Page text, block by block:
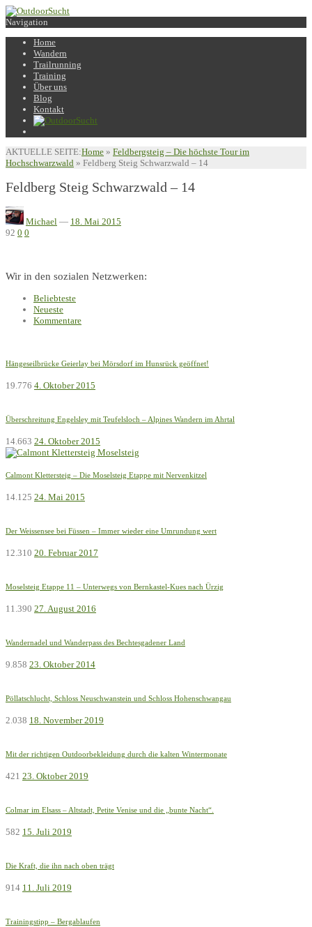
Navigation
Home
Wandern
Trailrunning
Training
Über uns
Blog
Kontakt
AKTUELLE SEITE:Home » Feldbergsteig – Die höchste Tour im
Hochschwarzwald » Feldberg Steig Schwarzwald – 14
Feldberg Steig Schwarzwald – 14
Michael — 18. Mai 2015
92 0 0
Wir in den sozialen Netzwerken:
Beliebteste
Neueste
Kommentare
Hängeseilbrücke Geierlay bei Mörsdorf im Hunsrück geöffnet!
19.776 4. Oktober 2015
Überschreitung Engelsley mit Teufelsloch – Alpines Wandern im Ahrtal
14.663 24. Oktober 2015
Calmont Klettersteig – Die Moselsteig Etappe mit Nervenkitzel
14.125 24. Mai 2015
Der Weissensee bei Füssen – Immer wieder eine Umrundung wert
12.310 20. Februar 2017
Moselsteig Etappe 11 – Unterwegs von Bernkastel-Kues nach Ürzig
11.390 27. August 2016
Wandernadel und Wanderpass des Bechtesgadener Land
9.858 23. Oktober 2014
Pöllatschlucht, Schloss Neuschwanstein und Schloss Hohenschwangau
2.038 18. November 2019
Mit der richtigen Outdoorbekleidung durch die kalten Wintermonate
421 23. Oktober 2019
Colmar im Elsass – Altstadt, Petite Venise und die „bunte Nacht“.
582 15. Juli 2019
Die Kraft, die ihn nach oben trägt
914 11. Juli 2019
Trainingstipp – Bergablaufen